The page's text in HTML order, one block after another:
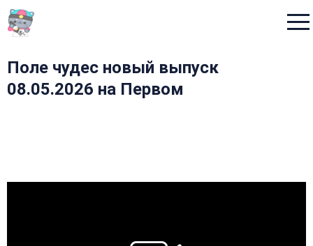
Поле чудес новый выпуск
08.05.2026 на Первом